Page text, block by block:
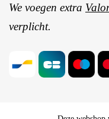
We voegen extra
verplicht.